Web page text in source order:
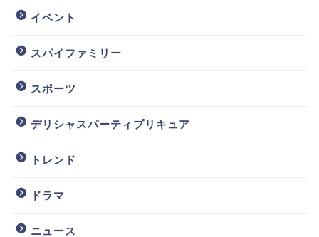
イベント
スパイファミリー
スポーツ
デリシャスパーティプリキュア
トレンド
ドラマ
ニュース